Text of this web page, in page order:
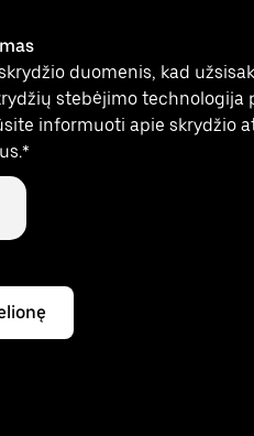
duomenis, kad
stebėjimo technologija
informuoti apie skrydžio